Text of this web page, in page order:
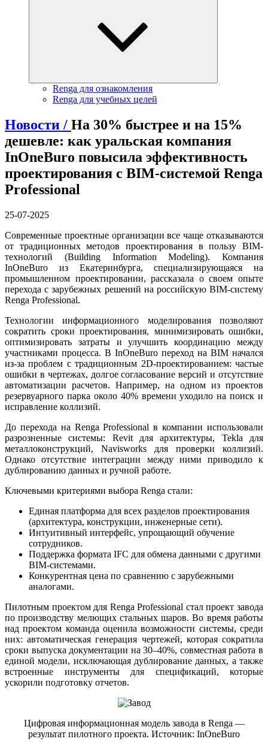
Renga для ознакомления
Renga для учебных целей
Новости / На 30% быстрее и на 15%
дешевле: как уральская компания
InOneBuro повысила эффективность
проектирования с BIM-системой Renga
Professional
25-07-2025
Современные проектные организации все чаще отказываются
от традиционных методов проектирования в пользу BIM-
технологий (Building Information Modeling). Компания
InOneBuro из Екатеринбурга, специализирующаяся на
промышленном проектировании, рассказала о своем опыте
перехода с зарубежных решений на российскую BIM-систему
Renga Professional.
Технологии информационного моделирования позволяют
сократить сроки проектирования, минимизировать ошибки,
оптимизировать затраты и улучшить координацию между
участниками процесса. В InOneBuro переход на BIM начался
из-за проблем с традиционным 2D-проектированием: частые
ошибки в чертежах, долгое согласование версий и отсутствие
автоматизации расчетов. Например, на одном из проектов
резервуарного парка около 40% времени уходило на поиск и
исправление коллизий.
До перехода на Renga Professional в компании использовали
разрозненные системы: Revit для архитектуры, Tekla для
металлоконструкций, Navisworks для проверки коллизий.
Однако отсутствие интеграции между ними приводило к
дублированию данных и ручной работе.
Ключевыми критериями выбора Renga стали:
Единая платформа для всех разделов проектирования
(архитектура, конструкции, инженерные сети).
Интуитивный интерфейс, упрощающий обучение
сотрудников.
Поддержка формата IFC для обмена данными с другими
BIM-системами.
Конкурентная цена по сравнению с зарубежными
аналогами.
Пилотным проектом для Renga Professional стал проект завода
по производству мелющих стальных шаров. Во время работы
над проектом команда оценила возможности системы, среди
них: автоматическая генерация чертежей, которая сократила
сроки выпуска документации на 30–40%, совместная работа в
единой модели, исключающая дублирование данных, а также
встроенные инструменты для спецификаций, которые
ускорили подготовку отчетов.
Цифровая информационная модель завода в Renga —
результат пилотного проекта. Источник: InOneBuro